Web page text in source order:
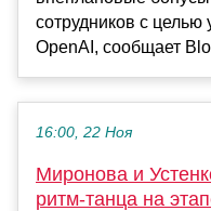
сотрудников с целью
OpenAI, сообщает
16:00, 22 Ноя
Миронова и
ритм‑танца на